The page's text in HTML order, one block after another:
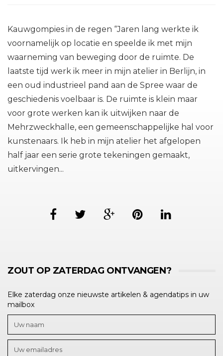
Kauwgompies in de regen “Jaren lang werkte ik
voornamelijk op locatie en speelde ik met mijn
waarneming van beweging door de ruimte. De
laatste tijd werk ik meer in mijn atelier in Berlijn, in
een oud industrieel pand aan de Spree waar de
geschiedenis voelbaar is. De ruimte is klein maar
voor grote werken kan ik uitwijken naar de
Mehrzweckhalle, een gemeenschappelijke hal voor
kunstenaars. Ik heb in mijn atelier het afgelopen
half jaar een serie grote tekeningen gemaakt,
uitkervingen...
ZOUT OP ZATERDAG ONTVANGEN?
Elke zaterdag onze nieuwste artikelen & agendatips in uw
mailbox